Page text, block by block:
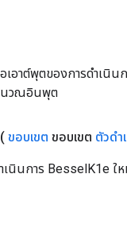
อาต์พุตของการดำเนิน
นวณอินพุต
( ขอบเขต ขอบเขต ตัวดำ
เนินการ BesselK1e ใ